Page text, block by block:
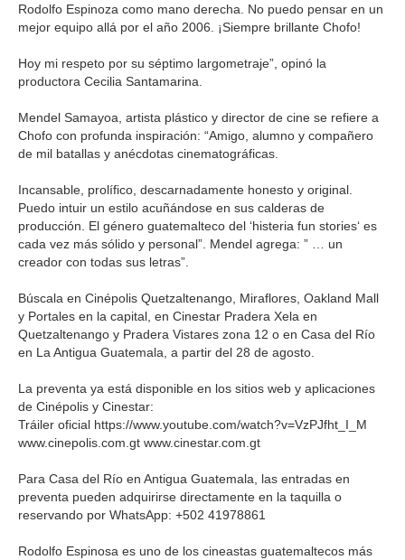
Rodolfo Espinoza como mano derecha. No puedo pensar en un
mejor equipo allá por el año 2006. ¡Siempre brillante Chofo!
Hoy mi respeto por su séptimo largometraje”, opinó la
productora Cecilia Santamarina.
Mendel Samayoa, artista plástico y director de cine se refiere a
Chofo con profunda inspiración: “Amigo, alumno y compañero
de mil batallas y anécdotas cinematográficas.
Incansable, prolífico, descarnadamente honesto y original.
Puedo intuir un estilo acuñándose en sus calderas de
producción. El género guatemalteco del ‘histeria fun stories‘ es
cada vez más sólido y personal”. Mendel agrega: ” … un
creador con todas sus letras”.
Búscala en Cinépolis Quetzaltenango, Miraflores, Oakland Mall
y Portales en la capital, en Cinestar Pradera Xela en
Quetzaltenango y Pradera Vistares zona 12 o en Casa del Río
en La Antigua Guatemala, a partir del 28 de agosto.
La preventa ya está disponible en los sitios web y aplicaciones
de Cinépolis y Cinestar:
Tráiler oficial https://www.youtube.com/watch?v=VzPJfht_I_M
www.cinepolis.com.gt www.cinestar.com.gt
Para Casa del Río en Antigua Guatemala, las entradas en
preventa pueden adquirirse directamente en la taquilla o
reservando por WhatsApp: +502 41978861
Rodolfo Espinosa es uno de los cineastas guatemaltecos más